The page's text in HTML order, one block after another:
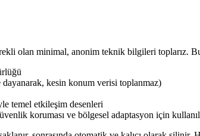
olan minimal, anonim teknik bilgileri toplarız.
kesin konum verisi toplanmaz)
temel etkileşim desenleri
koruması ve bölgesel adaptasyon için